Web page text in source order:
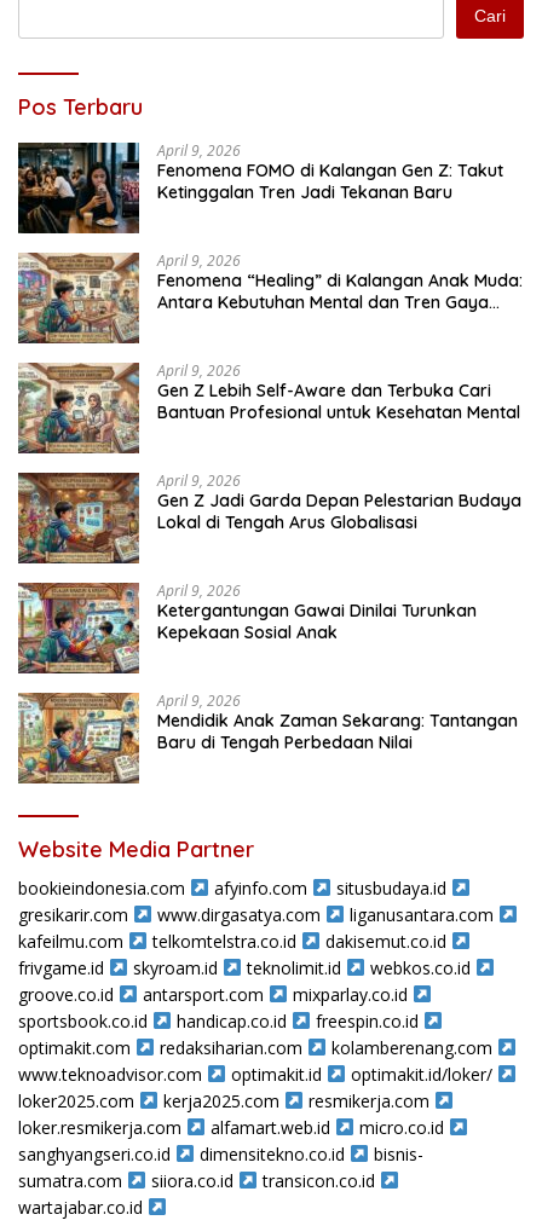
Cari
Pos Terbaru
April 9, 2026
Fenomena FOMO di Kalangan Gen Z: Takut
Ketinggalan Tren Jadi Tekanan Baru
April 9, 2026
Fenomena “Healing” di Kalangan Anak Muda:
Antara Kebutuhan Mental dan Tren Gaya
April 9, 2026
Gen Z Lebih Self-Aware dan Terbuka Cari
Bantuan Profesional untuk Kesehatan Mental
April 9, 2026
Gen Z Jadi Garda Depan Pelestarian Budaya
Lokal di Tengah Arus Globalisasi
April 9, 2026
Ketergantungan Gawai Dinilai Turunkan
Kepekaan Sosial Anak
April 9, 2026
Mendidik Anak Zaman Sekarang: Tantangan
Baru di Tengah Perbedaan Nilai
Website Media Partner
bookieindonesia.com afyinfo.com
situsbudaya.id
gresikarir.com
www.dirgasatya.com
liganusantara.com
kafeilmu.com
telkomtelstra.co.id
dakisemut.co.id
frivgame.id
skyroam.id teknolimit.id
webkos.co.id
groove.co.id
antarsport.com
mixparlay.co.id
sportsbook.co.id
handicap.co.id
freespin.co.id
optimakit.com
redaksiharian.com
kolamberenang.com
www.teknoadvisor.com
optimakit.id
optimakit.id/loker/
loker2025.com
kerja2025.com
resmikerja.com
loker.resmikerja.com
alfamart.web.id
micro.co.id
sanghyangseri.co.id
dimensitekno.co.id
bisnis-
sumatra.com
siiora.co.id
transicon.co.id
wartajabar.co.id